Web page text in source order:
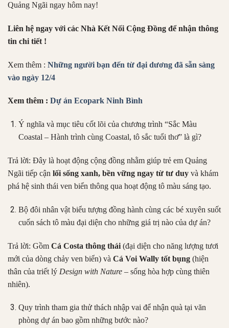
Quảng Ngãi ngay hôm nay!
Liên hệ ngay với các Nhà Kết Nối Cộng Đồng để nhận thông
tin chi tiết !
Xem thêm : Những người bạn đến từ đại dương đã sẵn sàng
vào ngày 12/4
Xem thêm : Dự án Ecopark Ninh Bình
Ý nghĩa và mục tiêu cốt lõi của chương trình “Sắc Màu
Coastal – Hành trình cùng Coastal, tô sắc tuổi thơ” là gì?
Trả lời: Đây là hoạt động cộng đồng nhằm giúp trẻ em Quảng
Ngãi tiếp cận lối sống xanh, bền vững ngay từ tư duy và khám
phá hệ sinh thái ven biển thông qua hoạt động tô màu sáng tạo.
Bộ đôi nhân vật biểu tượng đồng hành cùng các bé xuyên suốt
cuốn sách tô màu đại diện cho những giá trị nào của dự án?
Trả lời: Gồm Cá Costa thông thái (đại diện cho năng lượng tươi
mới của dòng chảy ven biển) và Cá Voi Wally tốt bụng (hiện
thân của triết lý Design with Nature – sống hòa hợp cùng thiên
nhiên).
Quy trình tham gia thử thách nhập vai để nhận quà tại văn
phòng dự án bao gồm những bước nào?